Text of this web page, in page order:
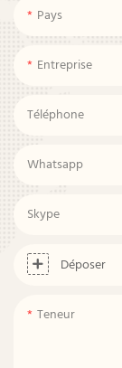
Pays
Entreprise
Téléphone
Whatsapp
Skype
Déposer
Teneur